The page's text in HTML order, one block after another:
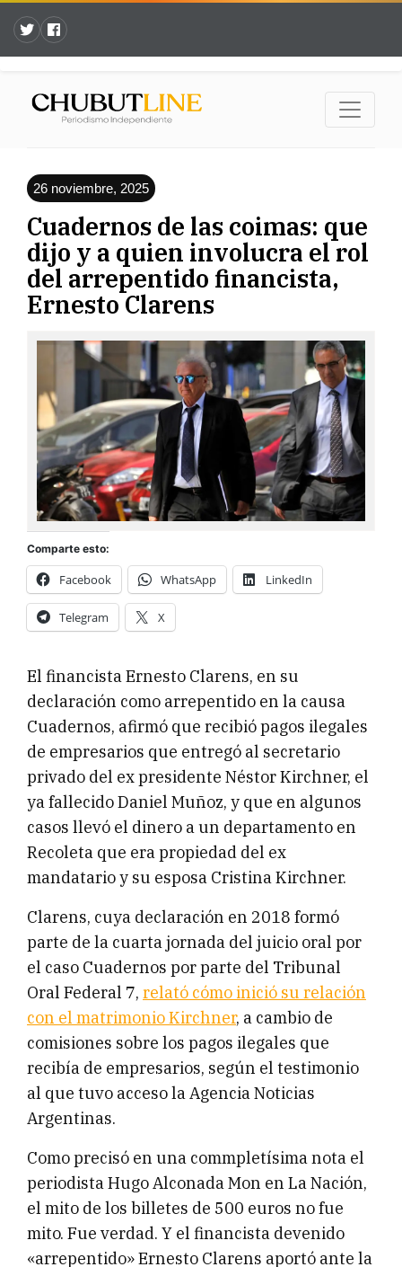
26 noviembre, 2025
Cuadernos de las coimas: que
dijo y a quien involucra el rol
del arrepentido financista,
Ernesto Clarens
Comparte esto:
Facebook WhatsApp LinkedIn
Telegram X
El financista Ernesto Clarens, en su
declaración como arrepentido en la causa
Cuadernos, afirmó que recibió pagos ilegales
de empresarios que entregó al secretario
privado del ex presidente Néstor Kirchner, el
ya fallecido Daniel Muñoz, y que en algunos
casos llevó el dinero a un departamento en
Recoleta que era propiedad del ex
mandatario y su esposa Cristina Kirchner.
Clarens, cuya declaración en 2018 formó
parte de la cuarta jornada del juicio oral por
el caso Cuadernos por parte del Tribunal
Oral Federal 7, relató cómo inició su relación
con el matrimonio Kirchner, a cambio de
comisiones sobre los pagos ilegales que
recibía de empresarios, según el testimonio
al que tuvo acceso la Agencia Noticias
Argentinas.
Como precisó en una commpletísima nota el
periodista Hugo Alconada Mon en La Nación,
el mito de los billetes de 500 euros no fue
mito. Fue verdad. Y el financista devenido
«arrepentido» Ernesto Clarens aportó ante la